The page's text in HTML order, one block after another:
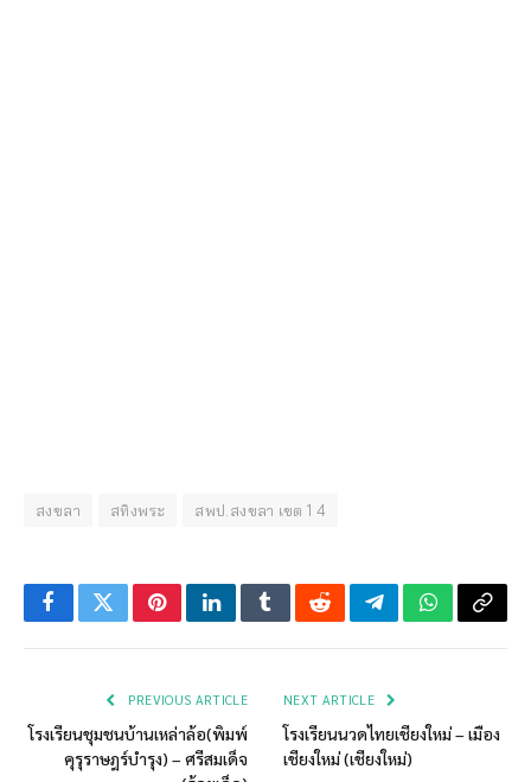
สงขลา สทิงพระ สพป.สงขลา เขต 1 4
FacebookTwitterPinterestLinkedInTumblrRedditTelegramWhatsApp
Copy
PREVIOUS ARTICLE
โรงเรียนชุมชนบ้านเหล่าล้อ(พิมพ์
คุรุราษฎร์บำรุง) – ศรีสมเด็จ
NEXT ARTICLE
โรงเรียนนวดไทยเชียงใหม่ – เมือง
เชียงใหม่ (เชียงใหม่)